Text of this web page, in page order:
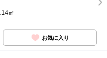
㎡
お気に入り